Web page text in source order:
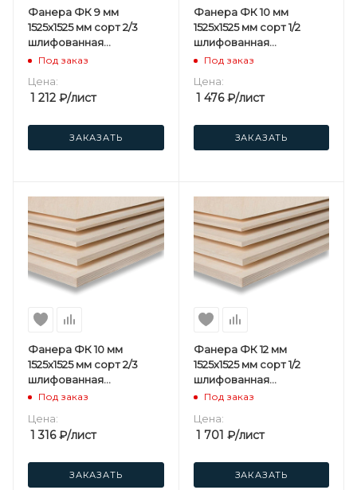
Фанера ФК 9 мм
1525х1525 мм сорт 2/3
шлифованная
березовая
Под заказ
Цена:
1 212 ₽/лист
ЗАКАЗАТЬ
Фанера ФК 10 мм
1525х1525 мм сорт 1/2
шлифованная
березовая
Под заказ
Цена:
1 476₽/лист
ЗАКАЗАТЬ
Фанера ФК 10 мм
1525х1525 мм сорт 2/3
шлифованная
березовая
Под заказ
Цена:
1 316₽/лист
ЗАКАЗАТЬ
Фанера ФК 12 мм
1525х1525 мм сорт 1/2
шлифованная
березовая
Под заказ
Цена:
1 701 ₽/лист
ЗАКАЗАТЬ